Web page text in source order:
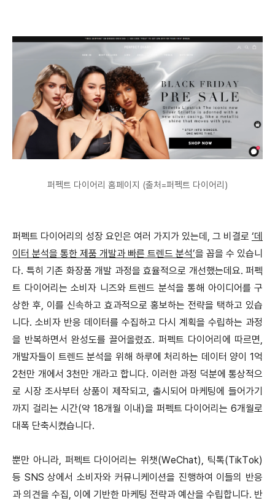
퍼펙트 다이어리 홈페이지 (출처=퍼펙트 다이어리)
퍼펙트 다이어리의 성장 요인은 여러 가지가 있는데, 그 비결로 ‘데
이터 분석을 통한 제품 개발과 빠른 트렌드 분석’을 꼽을 수 있습니
다. 특히 기존 화장품 개발 과정을 효율적으로 개선했는데요. 퍼펙
트 다이어리는 소비자 니즈와 트렌드 분석을 통해 아이디어를 구
상한 후, 이를 신속하고 효과적으로 홍보하는 전략을 택하고 있습
니다. 소비자 반응 데이터를 수집하고 다시 계획을 수립하는 과정
을 반복하면서 완성도를 끌어올렸죠. 퍼펙트 다이어리에 따르면,
개발자들이 트렌드 분석을 위해 하루에 처리하는 데이터 양이 1억
2천만 개에서 3천만 개라고 합니다. 이러한 과정 덕분에 통상적으
로 시장 조사부터 상품이 제작되고, 출시되어 마케팅에 들어가기
까지 걸리는 시간(약 18개월 이내)을 퍼펙트 다이어리는 6개월로
대폭 단축시켰습니다.
뿐만 아니라, 퍼펙트 다이어리는 위챗(WeChat), 틱톡(TikTok)
등 SNS 상에서 소비자와 커뮤니케이션을 진행하여 이들의 반응
과 의견을 수집, 이에 기반한 마케팅 전략과 예산을 수립합니다. 반